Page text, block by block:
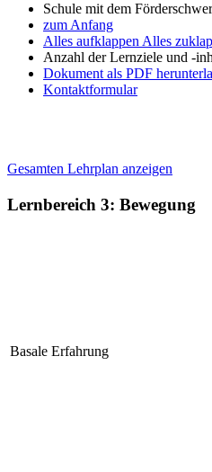
Schule mit dem
zum Anfang
Alles aufklappen Alles
Anzahl der Lernziele und -
Dokument als PDF
Kontaktformular
Gesamten Lehrplan anzeigen
Lernbereich 3: Bewegung
Basale Erfahrung